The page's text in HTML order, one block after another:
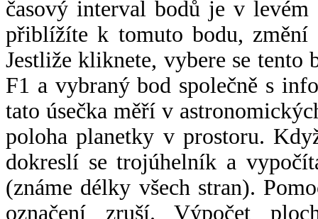
časový interval bodů je v
přiblížíte k tomuto bodu,
Jestliže kliknete, vybere se tento
F1 a vybraný bod společně s
tato úsečka měří v
poloha planetky v prostoru.
dokreslí se trojúhelník a
(známe délky všech stran).
označení zruší. Výpočet